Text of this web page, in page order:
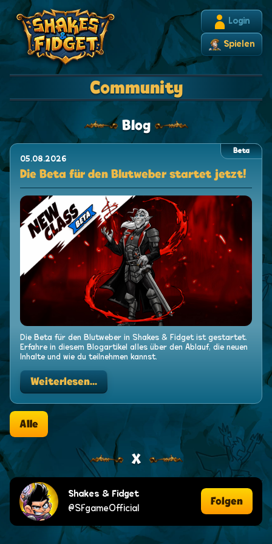
Login
Spielen
Community
Blog
05.08.2026
Die Beta für den Blutweber startet jetzt!
Die Beta für den Blutweber in Shakes & Fidget ist gestartet.
Erfahre in diesem Blogartikel alles über den Ablauf, die neuen
Inhalte und wie du teilnehmen kannst.
Weiterlesen...
Beta
Alle
X
Shakes & Fidget
@SFgameOfficial
Folgen